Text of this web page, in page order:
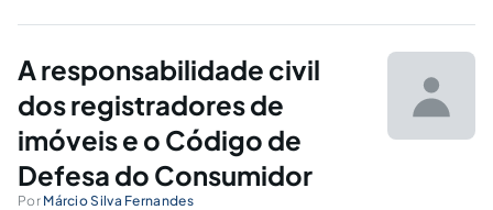
meu radical cepticismo sobre a possibilidade
espécie dentro do que em…
A responsabilidade civil
dos registradores de
imóveis e o Código de
Defesa do Consumidor
Por Márcio Silva Fernandes